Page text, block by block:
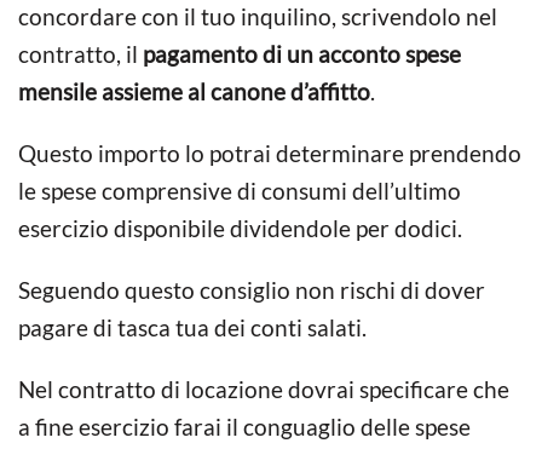
concordare con il tuo inquilino, scrivendolo nel
contratto, il pagamento di un acconto spese
mensile assieme al canone d’affitto.
Questo importo lo potrai determinare prendendo
le spese comprensive di consumi dell’ultimo
esercizio disponibile dividendole per dodici.
Seguendo questo consiglio non rischi di dover
pagare di tasca tua dei conti salati.
Nel contratto di locazione dovrai specificare che
a fine esercizio farai il conguaglio delle spese